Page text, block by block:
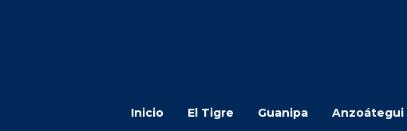
Inicio El Tigre Guanipa Anzoátegui